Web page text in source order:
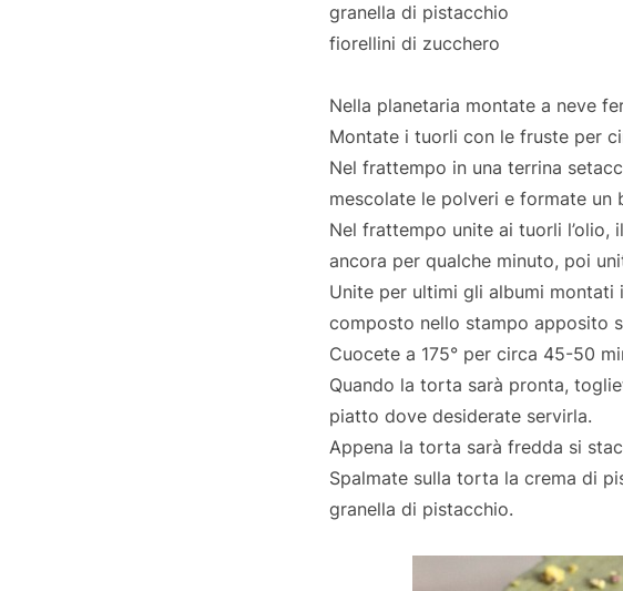
granella di pistacchio
fiorellini di zucchero
Nella planetaria montate a neve
Montate i tuorli con le fruste per
Nel frattempo in una terrina
mescolate le polveri e formate un
Nel frattempo unite ai tuorli l’olio,
ancora per qualche minuto, poi
Unite per ultimi gli albumi montati
composto nello stampo apposito
Cuocete a 175° per circa 45-50
Quando la torta sarà pronta,
piatto dove desiderate servirla.
Appena la torta sarà fredda si
Spalmate sulla torta la crema di
granella di pistacchio.